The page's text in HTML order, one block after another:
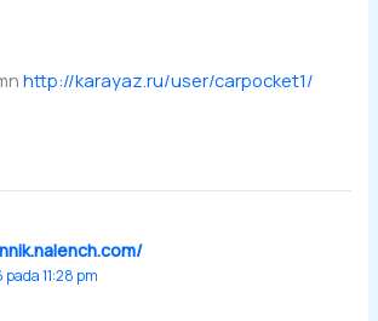
http://karayaz.ru/user/carpocket1/
11:28 pm